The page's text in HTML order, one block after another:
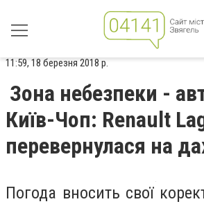
11:59, 18 березня 2018 р.
Зона небезпеки -
Київ-Чоп: Renault
перевернулася на
Погода вносить свої